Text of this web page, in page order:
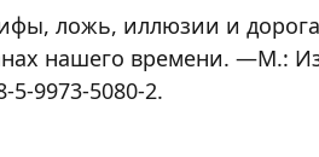
ложь, иллюзии и
нашего времени. —М.:
5080-2.